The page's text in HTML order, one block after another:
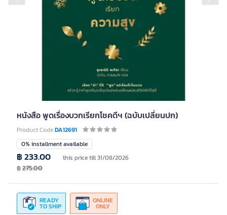
Previous slide
หนังสือ พูดเรื่องบวกเรียกโชคดีฯ (ฉบับเปลี่ยนปก)
Product CodeDA12691
0% installment available
READY
TO SHIP
ONLINE
ONLY
฿ 233.00 this price till 31/08/2026
฿275.00